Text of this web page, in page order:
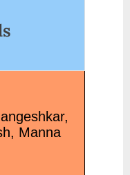
reader-text"> “सौ
Manna